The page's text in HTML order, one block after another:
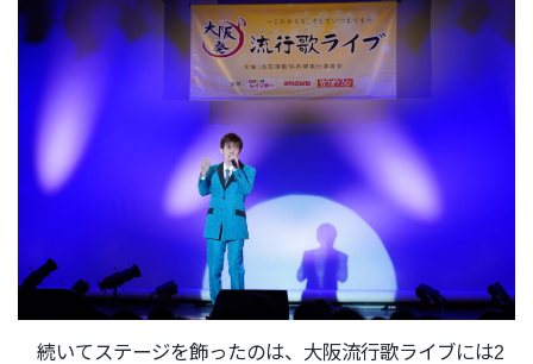
続いてステージを飾ったのは、 大阪流行歌ライブには2